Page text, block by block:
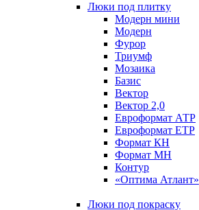
Люки под плитку
Модерн мини
Модерн
Фурор
Триумф
Мозаика
Базис
Вектор
Вектор 2,0
Евроформат АТР
Евроформат ЕТР
Формат КН
Формат МН
Контур
«Оптима Атлант»
Люки под покраску